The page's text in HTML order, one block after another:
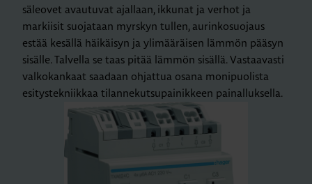
säleovet avautuvat ajallaan, ikkunat ja verhot ja
markiisit suojataan myrskyn tullen, aurinkosuojaus
estää kesällä häikäisyn ja ylimääräisen lämmön pääsyn
sisälle. Talvella se taas pitää lämmön sisällä. Vastaavasti
valkokankaat saadaan ohjattua osana monipuolista
esitystekniikkaa tilannekutsupainikkeen painalluksella.